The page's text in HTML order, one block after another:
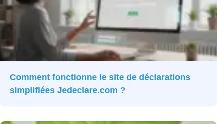
Comment fonctionne le site de déclarations
simplifiées Jedeclare.com ?